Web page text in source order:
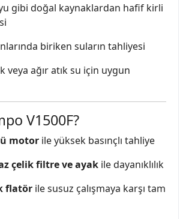
gibi doğal kaynaklardan hafif kirli
biriken suların tahliyesi
veya ağır atık su için uygun
V1500F?
motor ile yüksek basınçlı tahliye
çelik filtre ve ayak ile dayanıklılık
flatör ile susuz çalışmaya karşı tam